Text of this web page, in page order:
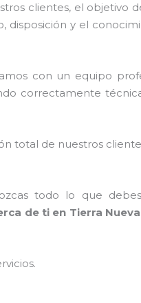
clientes, el objetivo
disposición y el
con un equipo
correctamente
total de nuestros
todo lo que debes
de ti en Tierra